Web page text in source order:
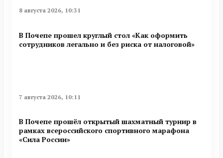
8 августа 2026, 10:31
В Почепе прошел круглый стол «Как оформить
сотрудников легально и без риска от налоговой»
7 августа 2026, 10:11
В Почепе прошёл открытый шахматный турнир в
рамках всероссийского спортивного марафона
«Сила России»